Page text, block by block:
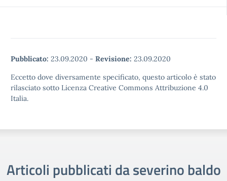
Pubblicato: 23.09.2020 - Revisione: 23.09.2020
Eccetto dove diversamente specificato, questo articolo è stato
rilasciato sotto Licenza Creative Commons Attribuzione 4.0
Italia.
Articoli pubblicati da severino baldo